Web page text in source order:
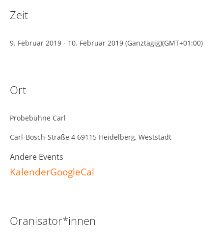
Zeit
9. Februar 2019 - 10. Februar 2019 (Ganztägig)(GMT+01:00)
Ort
Probebühne Carl
Carl-Bosch-Straße 4 69115 Heidelberg, Weststadt
Andere Events
KalenderGoogleCal
Oranisator*innen